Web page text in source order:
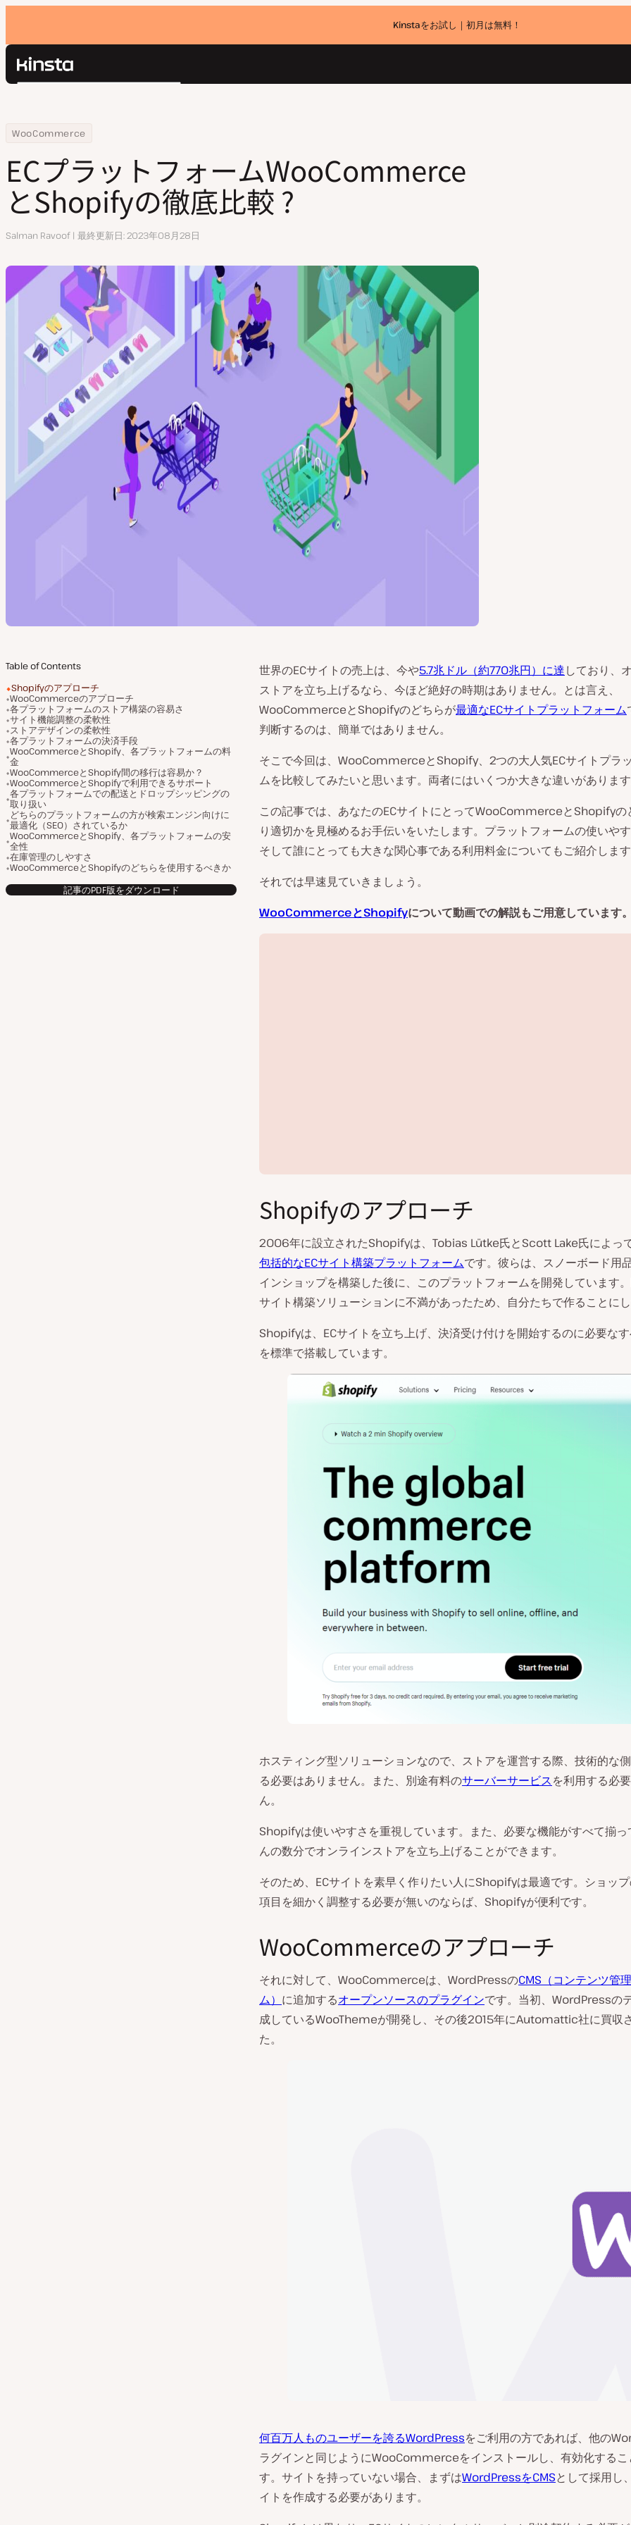
Kinstaをお試し｜初月は無料！
Kinsta®
価格設定
お問い合わせ
検
Home
リソースセンター
WooCommerce
ECプラットフォームWooCommerceとShopifyの徹底比較 ?
ECプラットフォームWooCommerce
とShopifyの徹底比較 ?
執
Salman Ravoof 最終更新日 2023年08月28日
Table of Contents
Shopifyのアプローチ
WooCommerceのアプローチ
各プラットフォームのストア構築の容易さ
サイト機能調整の柔軟性
ストアデザインの柔軟性
各プラットフォームの決済手段
WooCommerceとShopify、各プラットフォームの料
金
WooCommerceとShopify間の移行は容易か？
WooCommerceとShopifyで利用できるサポート
各プラットフォームでの配送とドロップシッピングの
取り扱い
どちらのプラットフォームの方が検索エンジン向けに
最適化（SEO）されているか
WooCommerceとShopify、各プラットフォームの安
全性
在庫管理のしやすさ
WooCommerceとShopifyのどちらを使用するべきか
記事のPDF版をダウンロード
世界のECサイトの売上は、今や5.7兆ドル（約770兆円）に達しており、
ストアを立ち上げるなら、今ほど絶好の時期はありません。とは言え、
WooCommerceとShopifyのどちらが最適なECサイトプラットフォーム
判断するのは、簡単ではありません。
そこで今回は、WooCommerceとShopify、2つの大人気ECサイトプラ
ムを比較してみたいと思います。両者にはいくつか大きな違いがあります
この記事では、あなたのECサイトにとってWooCommerceとShopifyの
り適切かを見極めるお手伝いをいたします。プラットフォームの使いやす
そして誰にとっても大きな関心事である利用料金についてもご紹介します
それでは早速見ていきましょう。
WooCommerceとShopifyについて動画での解説もご用意しています。
動
を
Shopifyのアプローチ
2006年に設立されたShopifyは、Tobias Lütke氏とScott Lake氏によっ
包括的なECサイト構築プラットフォームです。彼らは、スノーボード用
インショップを構築した後に、このプラットフォームを開発しています
サイト構築ソリューションに不満があったため、自分たちで作ることにし
Shopifyは、ECサイトを立ち上げ、決済受け付けを開始するのに必要な
を標準で搭載しています。
ホスティング型ソリューションなので、ストアを運営する際、技術的な
る必要はありません。また、別途有料のサーバーサービスを利用する必
ん。
Shopifyは使いやすさを重視しています。また、必要な機能がすべて揃っ
んの数分でオンラインストアを立ち上げることができます。
そのため、ECサイトを素早く作りたい人にShopifyは最適です。ショッ
項目を細かく調整する必要が無いのならば、Shopifyが便利です。
WooCommerceのアプローチ
それに対して、WooCommerceは、WordPressのCMS（コンテンツ管
ム） に追加するオープンソースのプラグインです。当初、WordPressの
成しているWooThemeが開発し、その後2015年にAutomattic社に買収
た。
何百万人ものユーザーを誇るWordPressをご利用の方であれば、他の
ラグインと同じようにWooCommerceをインストールし、有効化するこ
す。サイトを持っていない場合、まずはWordPressをCMSとして採用し
イトを作成する必要があります。